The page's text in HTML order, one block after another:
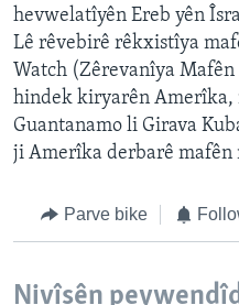
hevwelatîyên Ereb yên
Lê rêvebirê rêkxistîya
Watch (Zêrevanîya
hindek kiryarên Amerîka,
Guantanamo li Girava
ji Amerîka derbarê mafên
Parve bike
Nivîsên